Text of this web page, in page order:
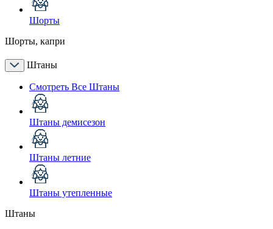
Шорты
Шорты, капри
Штаны
Смотреть Все Штаны
Штаны демисезон
Штаны летние
Штаны утепленные
Штаны